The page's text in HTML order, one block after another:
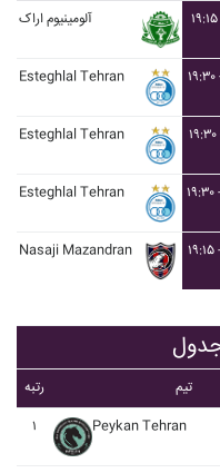
آلومينيوم اراک ۱۴۰۴
Esteghlal Tehran ۱۴۰۴
Esteghlal Tehran ۱۴۰۴
Esteghlal Tehran ۱۴۰۵
Nasaji Mazandran ۱۴۰۵
رتبه تیم
۱
Peykan Tehran